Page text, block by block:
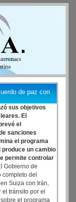
de paz con
sus objetivos
El
el
sanciones
el programa
produce un cambio
permite controlar
Gobierno de
del
Suiza con Irán,
tránsito por el
el programa